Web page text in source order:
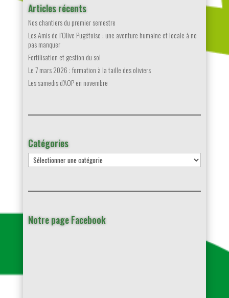
Articles récents
Nos chantiers du premier semestre
Les Amis de l’Olive Pugétoise : une aventure humaine et locale à ne
pas manquer
Fertilisation et gestion du sol
Le 7 mars 2026 : formation à la taille des oliviers
Les samedis d’AOP en novembre
Catégories
Catégories
Notre page Facebook